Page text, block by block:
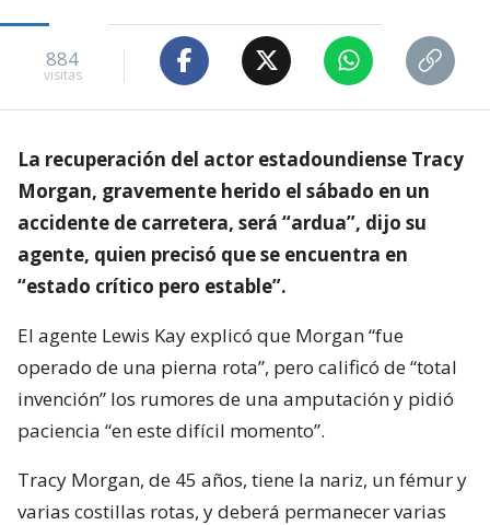
884
visitas
La recuperación del actor estadoundiense Tracy
Morgan, gravemente herido el sábado en un
accidente de carretera, será “ardua”, dijo su
agente, quien precisó que se encuentra en
“estado crítico pero estable”.
El agente Lewis Kay explicó que Morgan “fue
operado de una pierna rota”, pero calificó de “total
invención” los rumores de una amputación y pidió
paciencia “en este difícil momento”.
Tracy Morgan, de 45 años, tiene la nariz, un fémur y
varias costillas rotas, y deberá permanecer varias